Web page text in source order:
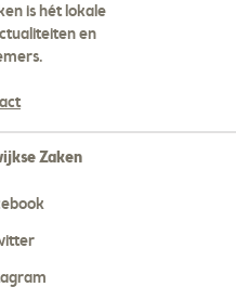
is hét lokale
en
Zaken